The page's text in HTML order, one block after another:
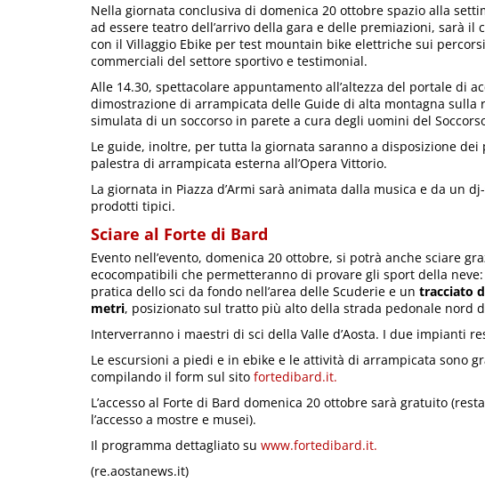
Nella giornata conclusiva di domenica 20 ottobre spazio alla
ad essere teatro dell’arrivo della gara e delle premiazioni, sarà il
con il Villaggio Ebike per test mountain bike elettriche sui
commerciali del settore sportivo e testimonial.
Alle 14.30, spettacolare appuntamento all’altezza del portale di
dimostrazione di arrampicata delle Guide di alta montagna sulla
simulata di un soccorso in parete a cura degli uomini del
Le guide, inoltre, per tutta la giornata saranno a disposizione
palestra di arrampicata esterna all’Opera Vittorio.
La giornata in Piazza d’Armi sarà animata dalla musica e da un
prodotti tipici.
Sciare al Forte di Bard
Evento nell’evento, domenica 20 ottobre, si potrà anche sciare
ecocompatibili che permetteranno di provare gli sport della neve:
pratica dello sci da fondo nell’area delle Scuderie e un tracciato
metri, posizionato sul tratto più alto della strada pedonale nord
Interverranno i maestri di sci della Valle d’Aosta. I due impianti
Le escursioni a piedi e in ebike e le attività di arrampicata sono
compilando il form sul sito fortedibard.it.
L’accesso al Forte di Bard domenica 20 ottobre sarà gratuito
l’accesso a mostre e musei).
Il programma dettagliato su www.fortedibard.it.
(re.aostanews.it)